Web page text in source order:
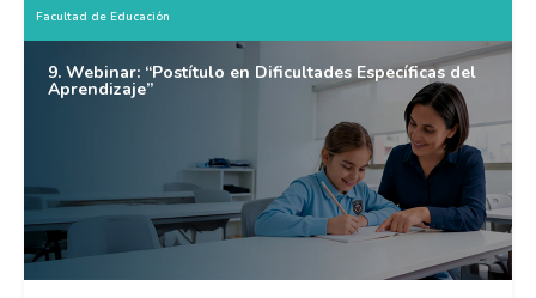
Facultad de Educación
9. Webinar: “Postítulo en Dificultades Específicas del
Aprendizaje”